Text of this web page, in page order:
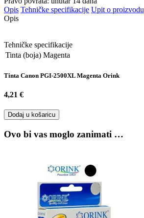
Opis Tehničke specifikacije Upit o proizvodu
Opis
Tehničke specifikacije
Tinta (boja) Magenta
Tinta Canon PGI-2500XL Magenta Orink
4,21 €
Dodaj u košaricu
Ovo bi vas moglo zanimati …